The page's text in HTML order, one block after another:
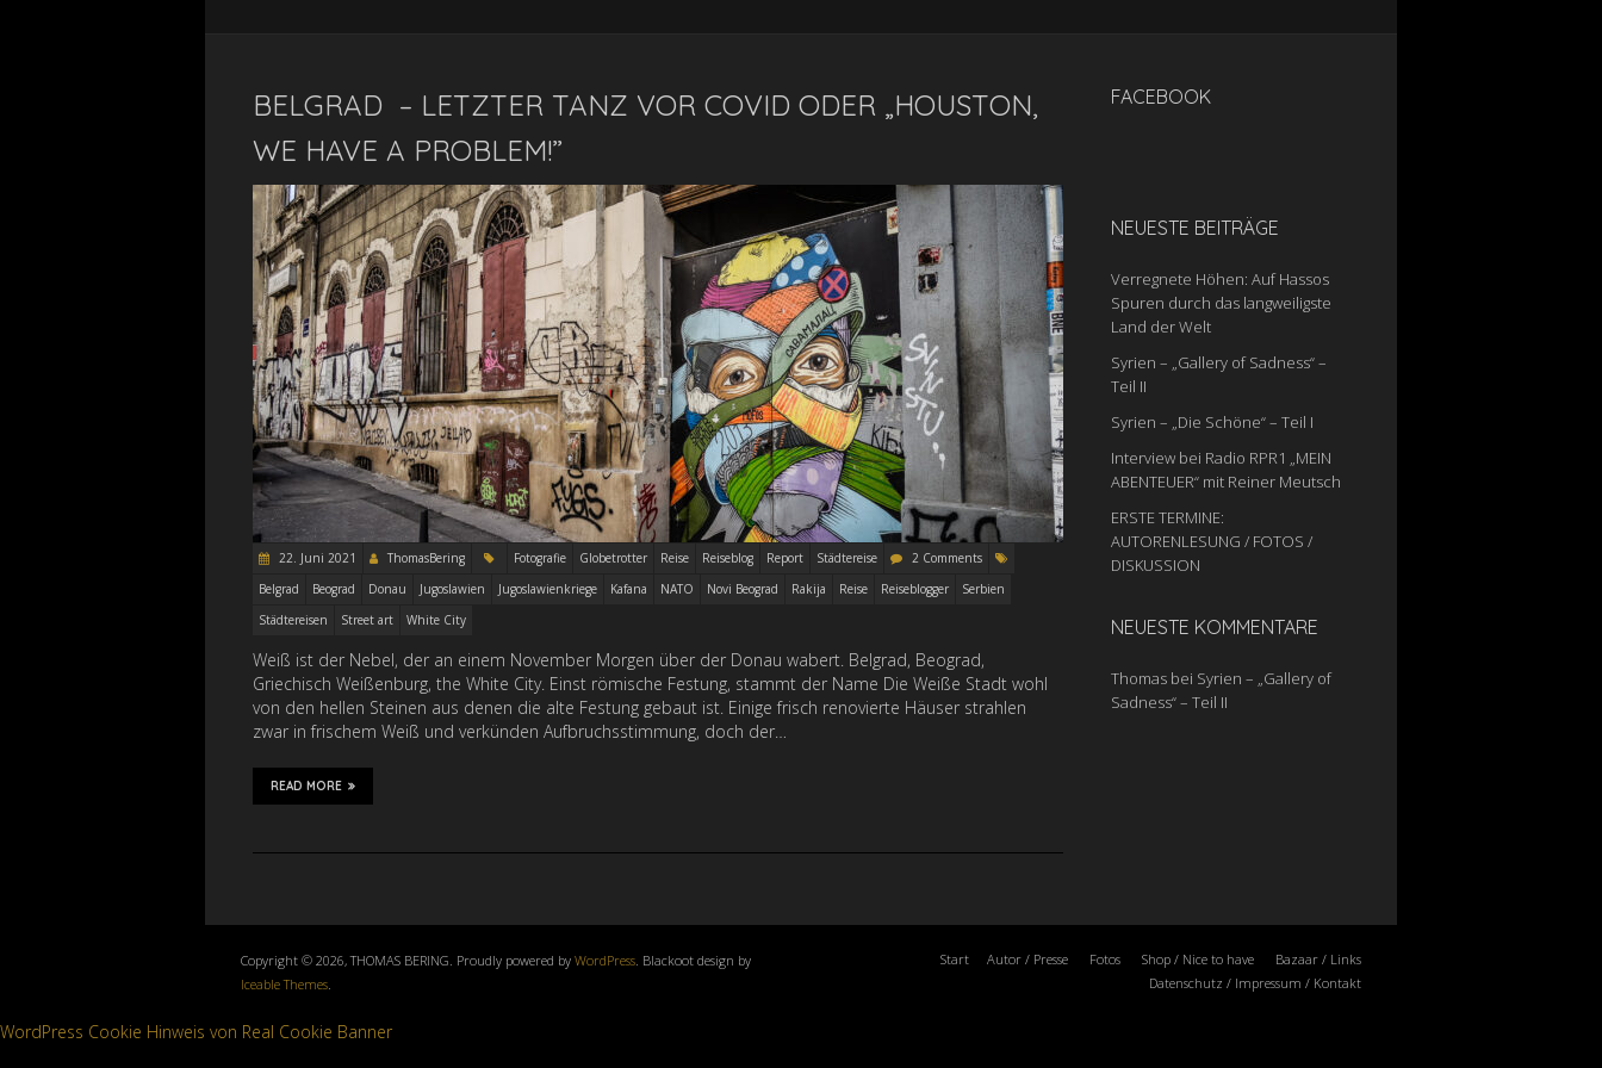
BELGRAD – LETZTER TANZ VOR COVID ODER „HOUSTON,
WE HAVE A PROBLEM!”
22. Juni 2021 ThomasBering Fotografie Globetrotter Reise Reiseblog Report Städtereise
2 Comments
Belgrad
Beograd Donau Jugoslawien Jugoslawienkriege Kafana NATO Novi Beograd Rakija Reise Reiseblogger
Serbien
Städtereisen
Street art White City
Weiß ist der Nebel, der an einem November Morgen über der Donau wabert. Belgrad, Beograd,
Griechisch Weißenburg, the White City. Einst römische Festung, stammt der Name Die Weiße Stadt wohl
von den hellen Steinen aus denen die alte Festung gebaut ist. Einige frisch renovierte Häuser strahlen
zwar in frischem Weiß und verkünden Aufbruchsstimmung, doch der…
READ MORE
FACEBOOK
NEUESTE BEITRÄGE
Verregnete Höhen: Auf Hassos
Spuren durch das langweiligste
Land der Welt
Syrien – „Gallery of Sadness“ –
Teil II
Syrien – „Die Schöne“ – Teil I
Interview bei Radio RPR1 „MEIN
ABENTEUER“ mit Reiner Meutsch
ERSTE TERMINE:
AUTORENLESUNG / FOTOS /
DISKUSSION
NEUESTE KOMMENTARE
Thomas bei Syrien – „Gallery of
Sadness“ – Teil II
Copyright © 2026, THOMAS BERING. Proudly powered by WordPress. Blackoot design by
Iceable Themes.
Start Autor / Presse Fotos Shop / Nice to have
Bazaar / Links
Datenschutz / Impressum / Kontakt
WordPress Cookie Hinweis von Real Cookie Banner